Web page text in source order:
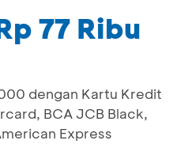
77 Ribu
dengan Kartu Kredit
BCA JCB Black,
Express